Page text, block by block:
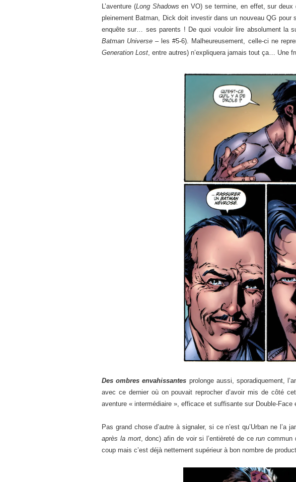
L’aventure (Long Shadows en VO) se termine, en effet, sur deux
pleinement Batman, Dick doit investir dans un nouveau QG pour
enquête sur… ses parents ! De quoi vouloir lire absolument la
Batman Universe – les #5-6). Malheureusement, celle-ci ne
Generation Lost , entre autres) n’expliquera jamais tout ça… Une
Des ombres envahissantes prolonge aussi, sporadiquement,
avec ce dernier où on pouvait reprocher d’avoir mis de côté
aventure « intermédiaire », efficace et suffisante sur Double-
Pas grand chose d’autre à signaler, si ce n’est qu’Urban ne l’a
après la mort, donc) afin de voir si l’entièreté de cerun commun
coup mais c’est déjà nettement supérieur à bon nombre de